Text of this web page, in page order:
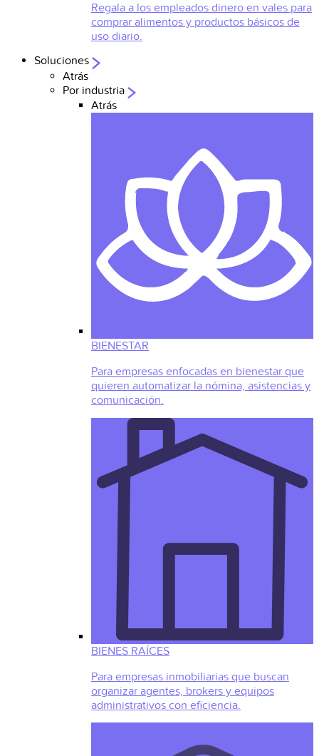
Regala a los empleados dinero en vales para
comprar alimentos y productos básicos de
uso diario.
Soluciones
Atrás
Por industria
Atrás
BIENESTAR
Para empresas enfocadas en bienestar que
quieren automatizar la nómina, asistencias y
comunicación.
BIENES RAÍCES
Para empresas inmobiliarias que buscan
organizar agentes, brokers y equipos
administrativos con eficiencia.